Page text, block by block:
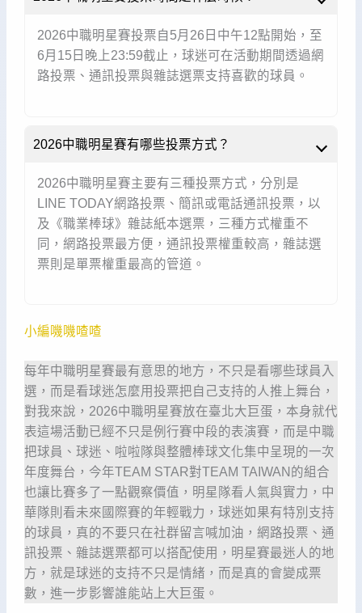
2026中職明星賽投票自5月26日中午12點開始，至
6月15日晚上23:59截止，球迷可在活動期間透過網
路投票、通訊投票與雜誌選票支持喜歡的球員。
2026中職明星賽有哪些投票方式？
2026中職明星賽主要有三種投票方式，分別是
LINE TODAY網路投票、簡訊或電話通訊投票，以
及《職業棒球》雜誌紙本選票，三種方式權重不
同，網路投票最方便，通訊投票權重較高，雜誌選
票則是單票權重最高的管道。
小編嘰嘰喳喳
每年中職明星賽最有意思的地方，不只是看哪些球員入
選，而是看球迷怎麼用投票把自己支持的人推上舞台，
對我來說，2026中職明星賽放在臺北大巨蛋，本身就代
表這場活動已經不只是例行賽中段的表演賽，而是中職
把球員、球迷、啦啦隊與整體棒球文化集中呈現的一次
年度舞台，今年TEAM STAR對TEAM TAIWAN的組合
也讓比賽多了一點觀察價值，明星隊看人氣與實力，中
華隊則看未來國際賽的年輕戰力，球迷如果有特別支持
的球員，真的不要只在社群留言喊加油，網路投票、通
訊投票、雜誌選票都可以搭配使用，明星賽最迷人的地
方，就是球迷的支持不只是情緒，而是真的會變成票
數，進一步影響誰能站上大巨蛋。